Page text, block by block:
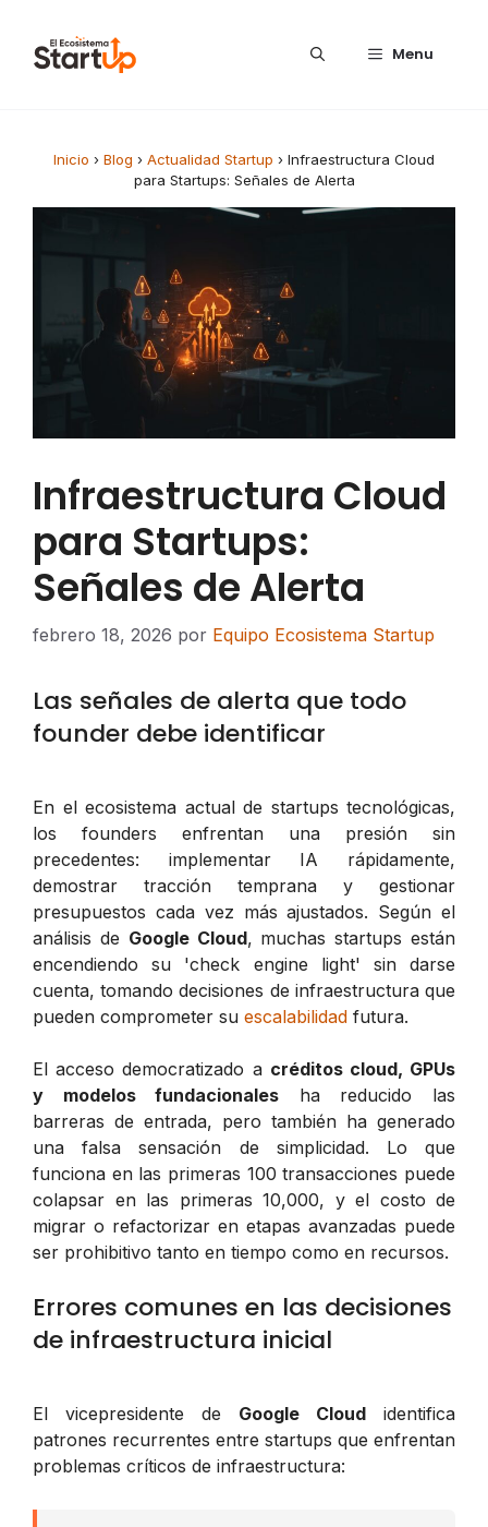
Menu
Inicio › Blog › Actualidad Startup › Infraestructura Cloud
para Startups: Señales de Alerta
Infraestructura Cloud
para Startups:
Señales de Alerta
febrero 18, 2026 por Equipo Ecosistema Startup
Las señales de alerta que todo
founder debe identificar
En el ecosistema actual de startups tecnológicas,
los founders enfrentan una presión sin
precedentes: implementar IA rápidamente,
demostrar tracción temprana y gestionar
presupuestos cada vez más ajustados. Según el
análisis de Google Cloud, muchas startups están
encendiendo su 'check engine light' sin darse
cuenta, tomando decisiones de infraestructura que
pueden comprometer su escalabilidad futura.
El acceso democratizado a créditos cloud, GPUs
y modelos fundacionales ha reducido las
barreras de entrada, pero también ha generado
una falsa sensación de simplicidad. Lo que
funciona en las primeras 100 transacciones puede
colapsar en las primeras 10,000, y el costo de
migrar o refactorizar en etapas avanzadas puede
ser prohibitivo tanto en tiempo como en recursos.
Errores comunes en las decisiones
de infraestructura inicial
El vicepresidente de Google Cloud identifica
patrones recurrentes entre startups que enfrentan
problemas críticos de infraestructura: